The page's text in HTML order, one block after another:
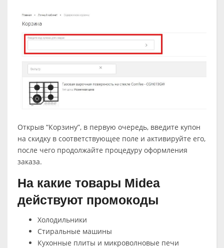
Открыв “Корзину”, в первую очередь, введите купон
на скидку в соответствующее поле и активируйте его,
после чего продолжайте процедуру оформления
заказа.
На какие товары Midea
действуют промокоды
Холодильники
Стиральные машины
Кухонные плиты и микроволновые печи